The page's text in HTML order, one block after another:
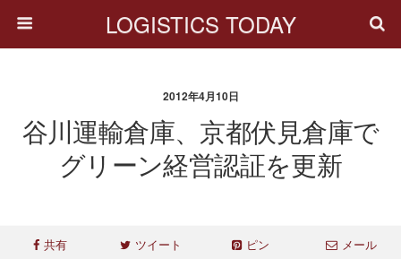
LOGISTICS TODAY
2012年4月10日
谷川運輸倉庫、京都伏見倉庫で
グリーン経営認証を更新
共有 ツイート ピン メール